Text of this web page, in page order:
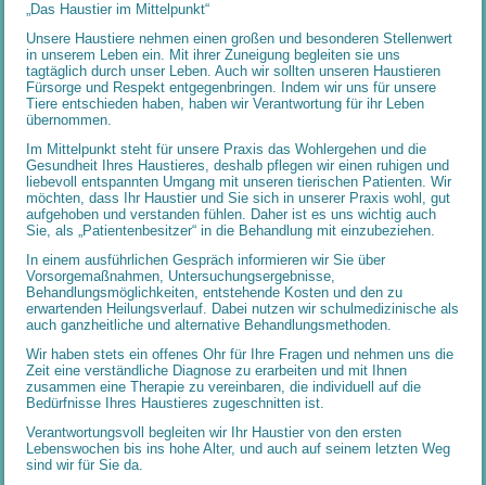
„Das Haustier im Mittelpunkt“
Unsere Haustiere nehmen einen großen und besonderen Stellenwert
in unserem Leben ein. Mit ihrer Zuneigung begleiten sie uns
tagtäglich durch unser Leben. Auch wir sollten unseren Haustieren
Fürsorge und Respekt entgegenbringen. Indem wir uns für unsere
Tiere entschieden haben, haben wir Verantwortung für ihr Leben
übernommen.
Im Mittelpunkt steht für unsere Praxis das Wohlergehen und die
Gesundheit Ihres Haustieres, deshalb pflegen wir einen ruhigen und
liebevoll entspannten Umgang mit unseren tierischen Patienten. Wir
möchten, dass Ihr Haustier und Sie sich in unserer Praxis wohl, gut
aufgehoben und verstanden fühlen. Daher ist es uns wichtig auch
Sie, als „Patientenbesitzer“ in die Behandlung mit einzubeziehen.
In einem ausführlichen Gespräch informieren wir Sie über
Vorsorgemaßnahmen, Untersuchungsergebnisse,
Behandlungsmöglichkeiten, entstehende Kosten und den zu
erwartenden Heilungsverlauf. Dabei nutzen wir schulmedizinische als
auch ganzheitliche und alternative Behandlungsmethoden.
Wir haben stets ein offenes Ohr für Ihre Fragen und nehmen uns die
Zeit eine verständliche Diagnose zu erarbeiten und mit Ihnen
zusammen eine Therapie zu vereinbaren, die individuell auf die
Bedürfnisse Ihres Haustieres zugeschnitten ist.
Verantwortungsvoll begleiten wir Ihr Haustier von den ersten
Lebenswochen bis ins hohe Alter, und auch auf seinem letzten Weg
sind wir für Sie da.